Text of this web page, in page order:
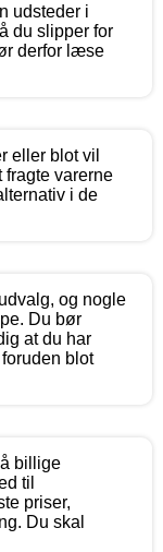
udsteder i
du slipper for
derfor læse
eller blot vil
varerne
i de
og nogle
Du bør
at du har
blot
billige
til
priser,
Du skal